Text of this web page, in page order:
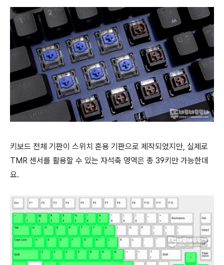
키보드 전체 기판이 스위치 혼용 기판으로 제작되었지만, 실제로
TMR 센서를 활용할 수 있는 자석축 영역은 총 39키만 가능한데
요.